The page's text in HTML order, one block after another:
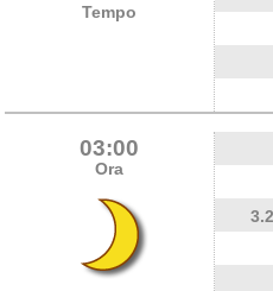
Tempo
03:00
Ora